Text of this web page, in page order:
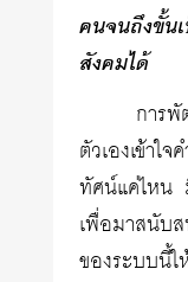
คนจนถึงขั้น
สังคมได้
การ
ตัวเองเข้า
ทัศน์แค่ไหน
เพื่อมาสนับ
ของระบบนี้ใ